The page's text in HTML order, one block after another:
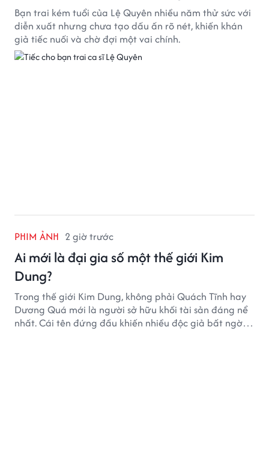
Bạn trai kém tuổi của Lệ Quyên nhiều năm thử sức với
diễn xuất nhưng chưa tạo dấu ấn rõ nét, khiến khán
giả tiếc nuối và chờ đợi một vai chính.
PHIM ẢNH 2 giờ trước
Ai mới là đại gia số một thế giới Kim
Dung?
Trong thế giới Kim Dung, không phải Quách Tĩnh hay
Dương Quá mới là người sở hữu khối tài sản đáng nể
nhất. Cái tên đứng đầu khiến nhiều độc giả bất ngờ